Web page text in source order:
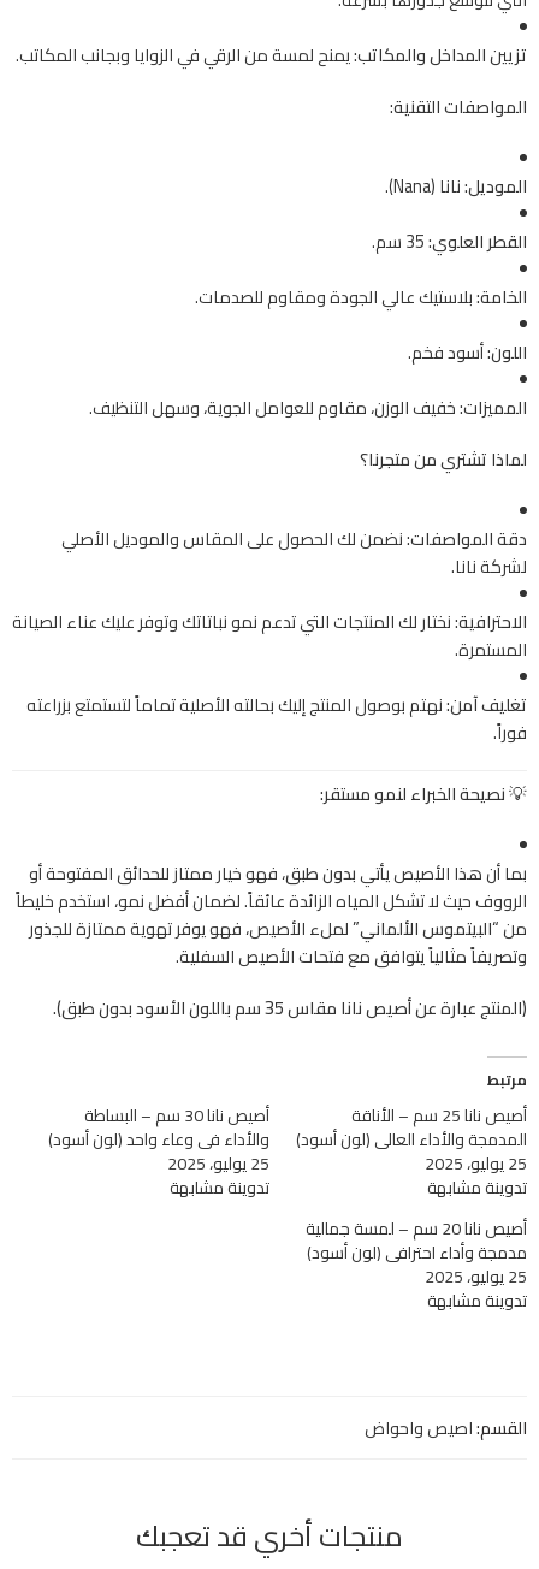
تزيين المداخل والمكاتب:يمنح لمسة من الرقي في الزوايا وبجانب المكاتب.
المواصفات التقنية:
الموديل:نانا (Nana).
القطر العلوي:
الخامة:بلاستيك عالي الجودة ومقاوم للصدمات.
اللون:أسود فخم.
المميزات:خفيف الوزن، مقاوم للعوامل الجوية، وسهل التنظيف.
لماذا تشتري من متجرنا؟
دقة المواصفات:نضمن لك الحصول على المقاس والموديل الأصلي
لشركة نانا.
الاحترافية:نختار لك المنتجات التي تدعم نمو نباتاتك وتوفر عليك عناء الصيانة
المستمرة.
تغليف آمن:نهتم بوصول المنتج إليك بحالته الأصلية تماماً لتستمتع بزراعته
فوراً.
💡 نصيحة الخبراء لنمو مستقر:
بما أن هذا الأصيص يأتيبدون طبق، فهو خيار ممتاز للحدائق المفتوحة أو
الرووف حيث لا تشكل المياه الزائدة عائقاً. لضمان أفضل نمو، استخدم خليطاً
من“البيتموس الألماني”لملء الأصيص، فهو يوفر تهوية ممتازة للجذور
وتصريفاً مثالياً يتوافق مع فتحات الأصيص السفلية.
(المنتج عبارة عن أصيص نانا مقاس 35 سم باللون الأسود بدون طبق).
مرتبط
أصيص نانا 25 سم – الأناقة
المدمجة والأداء العالي (لون أسود)
25 يوليو، 2025
تدوينة مشابهة
أصيص نانا 30 سم – البساطة
والأداء في وعاء واحد (لون أسود)
25 يوليو، 2025
تدوينة مشابهة
أصيص نانا 20 سم – لمسة جمالية
مدمجة وأداء احترافي (لون أسود)
25 يوليو، 2025
تدوينة مشابهة
القسم:اصيص واحواض
منتجات أخري قد تعجبك